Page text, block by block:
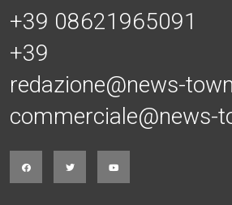
+39 08621965091
+39
redazione@news-
commerciale@news-